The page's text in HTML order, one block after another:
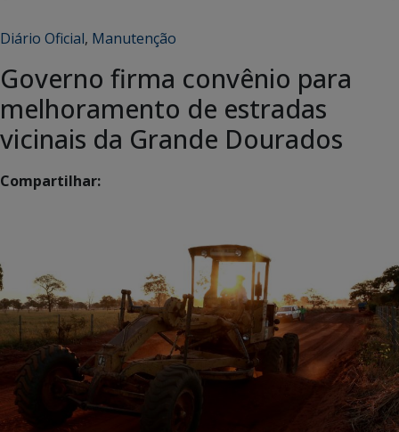
Diário Oficial, Manutenção
Governo firma convênio para
melhoramento de estradas
vicinais da Grande Dourados
Compartilhar: